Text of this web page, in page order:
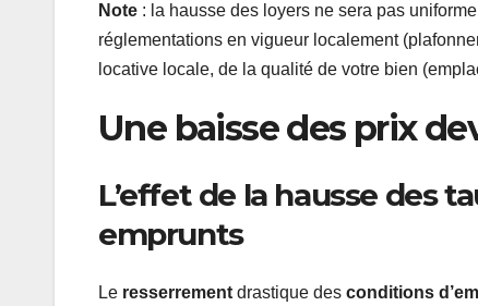
Note : la hausse des loyers ne sera pas
réglementations en vigueur localement
locative locale, de la qualité de votre bien
Une baisse des prix
L’effet de la hausse des
emprunts
Le resserrement drastique des conditions